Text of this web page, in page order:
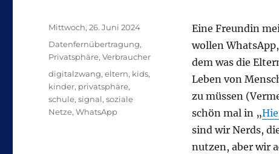
Eine Freundin
wollen
dem was die
Leben von
zu müssen
schön mal in „
sind wir Nerds,
nutzen, aber wir
Veröffentlicht
Mittwoch, 26. Juni 2024
Kategorien
Datenfernübertragung,
Privatsphäre,Verbraucher
Schlagwörter
digitalzwang,eltern, kids,
kinder, privatsphäre,
schule,signal,soziale
Netze,WhatsApp